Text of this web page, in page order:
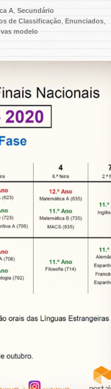
A Secundário
de Classificação Enunciados
modelo